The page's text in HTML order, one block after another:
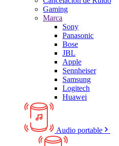
Gaming
Marca
Sony
Panasonic
Bose
JBL
Apple
Sennheiser
Samsung
Logitech
Huawei
Audio portable